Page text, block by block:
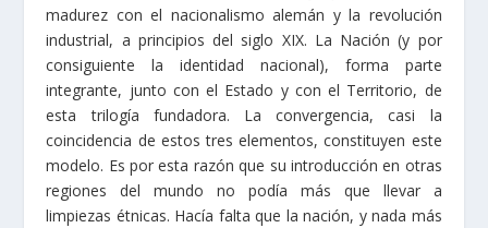
madurez con el nacionalismo alemán y la revolución
industrial, a principios del siglo XIX. La Nación (y por
consiguiente la identidad nacional), forma parte
integrante, junto con el Estado y con el Territorio, de
esta trilogía fundadora. La convergencia, casi la
coincidencia de estos tres elementos, constituyen este
modelo. Es por esta razón que su introducción en otras
regiones del mundo no podía más que llevar a
limpiezas étnicas. Hacía falta que la nación, y nada más